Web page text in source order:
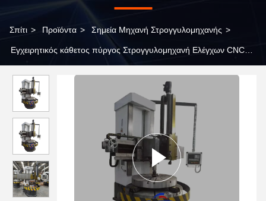
Σπίτι > Προϊόντα > Σημεία Μηχανή Στρογγυλομηχανής >
Εγχειρητικός κάθετος πύργος Στρογγυλομηχανή Ελέγχων CNC